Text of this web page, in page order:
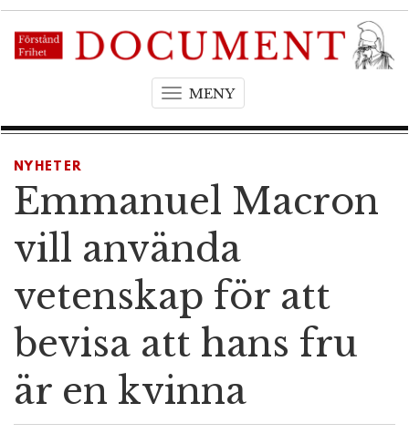
MENYT
g
l
a
i
g
a
t
i
o
n
NYHETER
Emmanuel Macron
vill använda
vetenskap för att
bevisa att hans fru
är en kvinna